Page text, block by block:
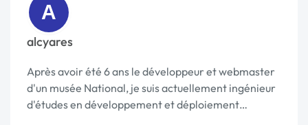
A
alcyares
Après avoir été 6 ans le développeur et webmaster
d'un musée National, je suis actuellement ingénieur
d'études en développement et déploiement